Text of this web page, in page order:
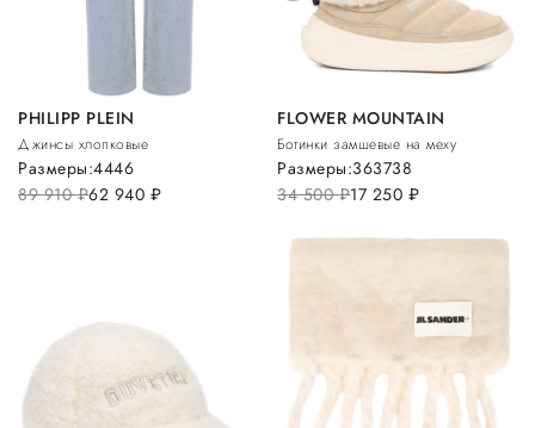
PHILIPP PLEIN
Джинсы хлопковые
89 910руб.62 940 руб.
Размеры:4446
FLOWER MOUNTAIN
Ботинки замшевые на меху
34 500руб.17 250 руб.
Размеры:363738